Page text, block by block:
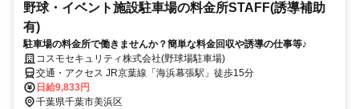
野球・イベント施設駐車場の料金所STAFF(誘導補助
有)
駐車場の料金所で働きませんか？簡単な料金回収や誘導の仕事等♪
コスモセキュリティ株式会社(野球場駐車場)
交通・アクセス JR京葉線「海浜幕張駅」徒歩15分
日給9,833円
千葉県千葉市美浜区